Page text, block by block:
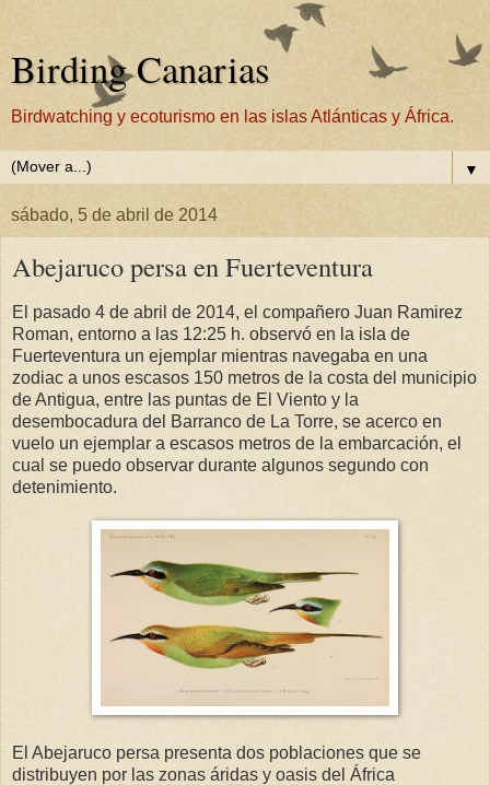
Birding Canarias
Birdwatching y ecoturismo en las islas Atlánticas y África.
▼
sábado, 5 de abril de 2014
Abejaruco persa en Fuerteventura
El pasado 4 de abril de 2014, el compañero Juan Ramirez
Roman, entorno a las 12:25 h. observó en la isla de
Fuerteventura un ejemplar mientras navegaba en una
zodiac a unos escasos 150 metros de la costa del municipio
de Antigua, entre las puntas de El Viento y la
desembocadura del Barranco de La Torre, se acerco en
vuelo un ejemplar a escasos metros de la embarcación, el
cual se puedo observar durante algunos segundo con
detenimiento.
El Abejaruco persa presenta dos poblaciones que se
distribuyen por las zonas áridas y oasis del África